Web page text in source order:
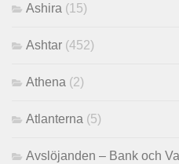
Ashira (15)
Ashtar (452)
Athena (2)
Atlanterna (5)
Avslöjanden – Bank och